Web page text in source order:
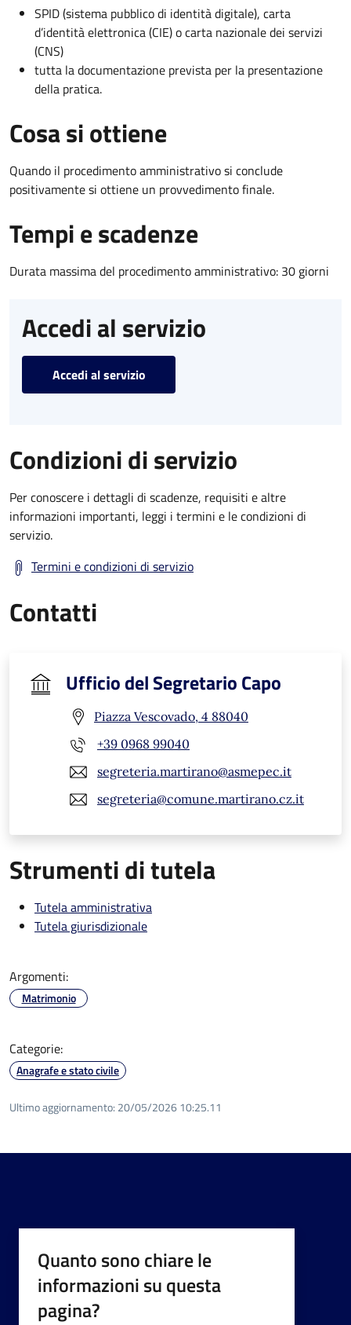
SPID (sistema pubblico di identità digitale), carta
d’identità elettronica (CIE) o carta nazionale dei servizi
(CNS)
tutta la documentazione prevista per la presentazione
della pratica.
Cosa si ottiene
Quando il procedimento amministrativo si conclude
positivamente si ottiene un provvedimento finale.
Tempi e scadenze
Durata massima del procedimento amministrativo: 30 giorni
Accedi al servizio
Accedi al servizio
Condizioni di servizio
Per conoscere i dettagli di scadenze, requisiti e altre
informazioni importanti, leggi i termini e le condizioni di
servizio.
Termini e condizioni di servizio
Contatti
Ufficio del Segretario Capo
Piazza Vescovado, 4 88040
+39 0968 99040
segreteria.martirano@asmepec.it
segreteria@comune.martirano.cz.it
Strumenti di tutela
Tutela amministrativa
Tutela giurisdizionale
Argomenti:
Matrimonio
Categorie:
Anagrafe e stato civile
Ultimo aggiornamento: 20/05/2026 10:25.11
Quanto sono chiare le
informazioni su questa
pagina?